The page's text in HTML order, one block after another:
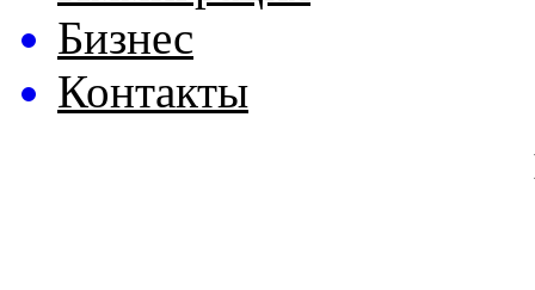
Бизнес
Контакты